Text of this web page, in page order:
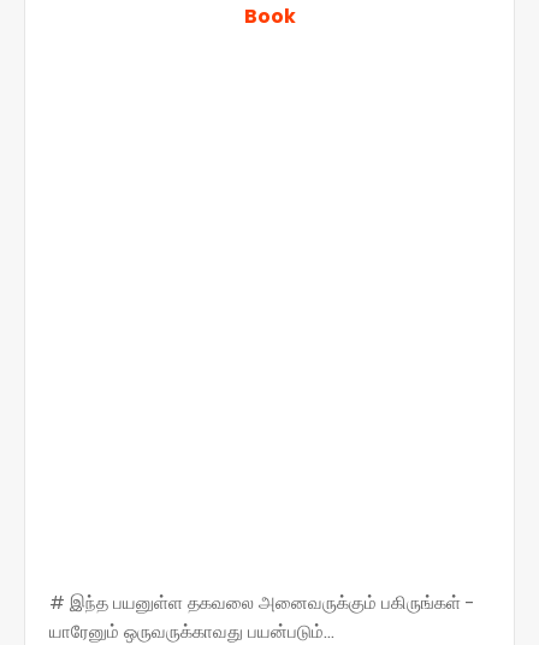
Book
# இந்த பயனுள்ள தகவலை அனைவருக்கும் பகிருங்கள் -
யாரேனும் ஒருவருக்காவது பயன்படும்...